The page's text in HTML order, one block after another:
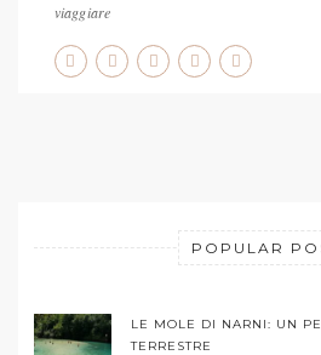
viaggiare
POPULAR
LE MOLE DI NARNI: UN
TERRESTRE